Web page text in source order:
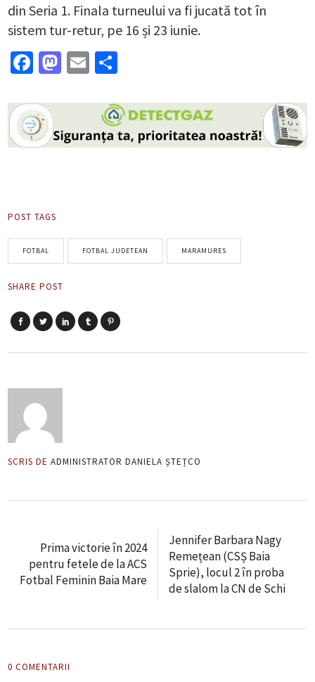
din Seria 1. Finala turneului va fi jucată tot în
sistem tur-retur, pe 16 și 23 iunie.
Facebook
Mastodon
Email
POST TAGS
FOTBAL FOTBAL JUDETEAN MARAMURES
SHARE POST
SCRIS DE ADMINISTRATOR DANIELA ȘTEȚCO
Prima victorie în 2024
pentru fetele de la ACS
Fotbal Feminin Baia Mare
Jennifer Barbara Nagy
Remețean (CSȘ Baia
Sprie), locul 2 în proba
de slalom la CN de Schi
0 COMENTARII